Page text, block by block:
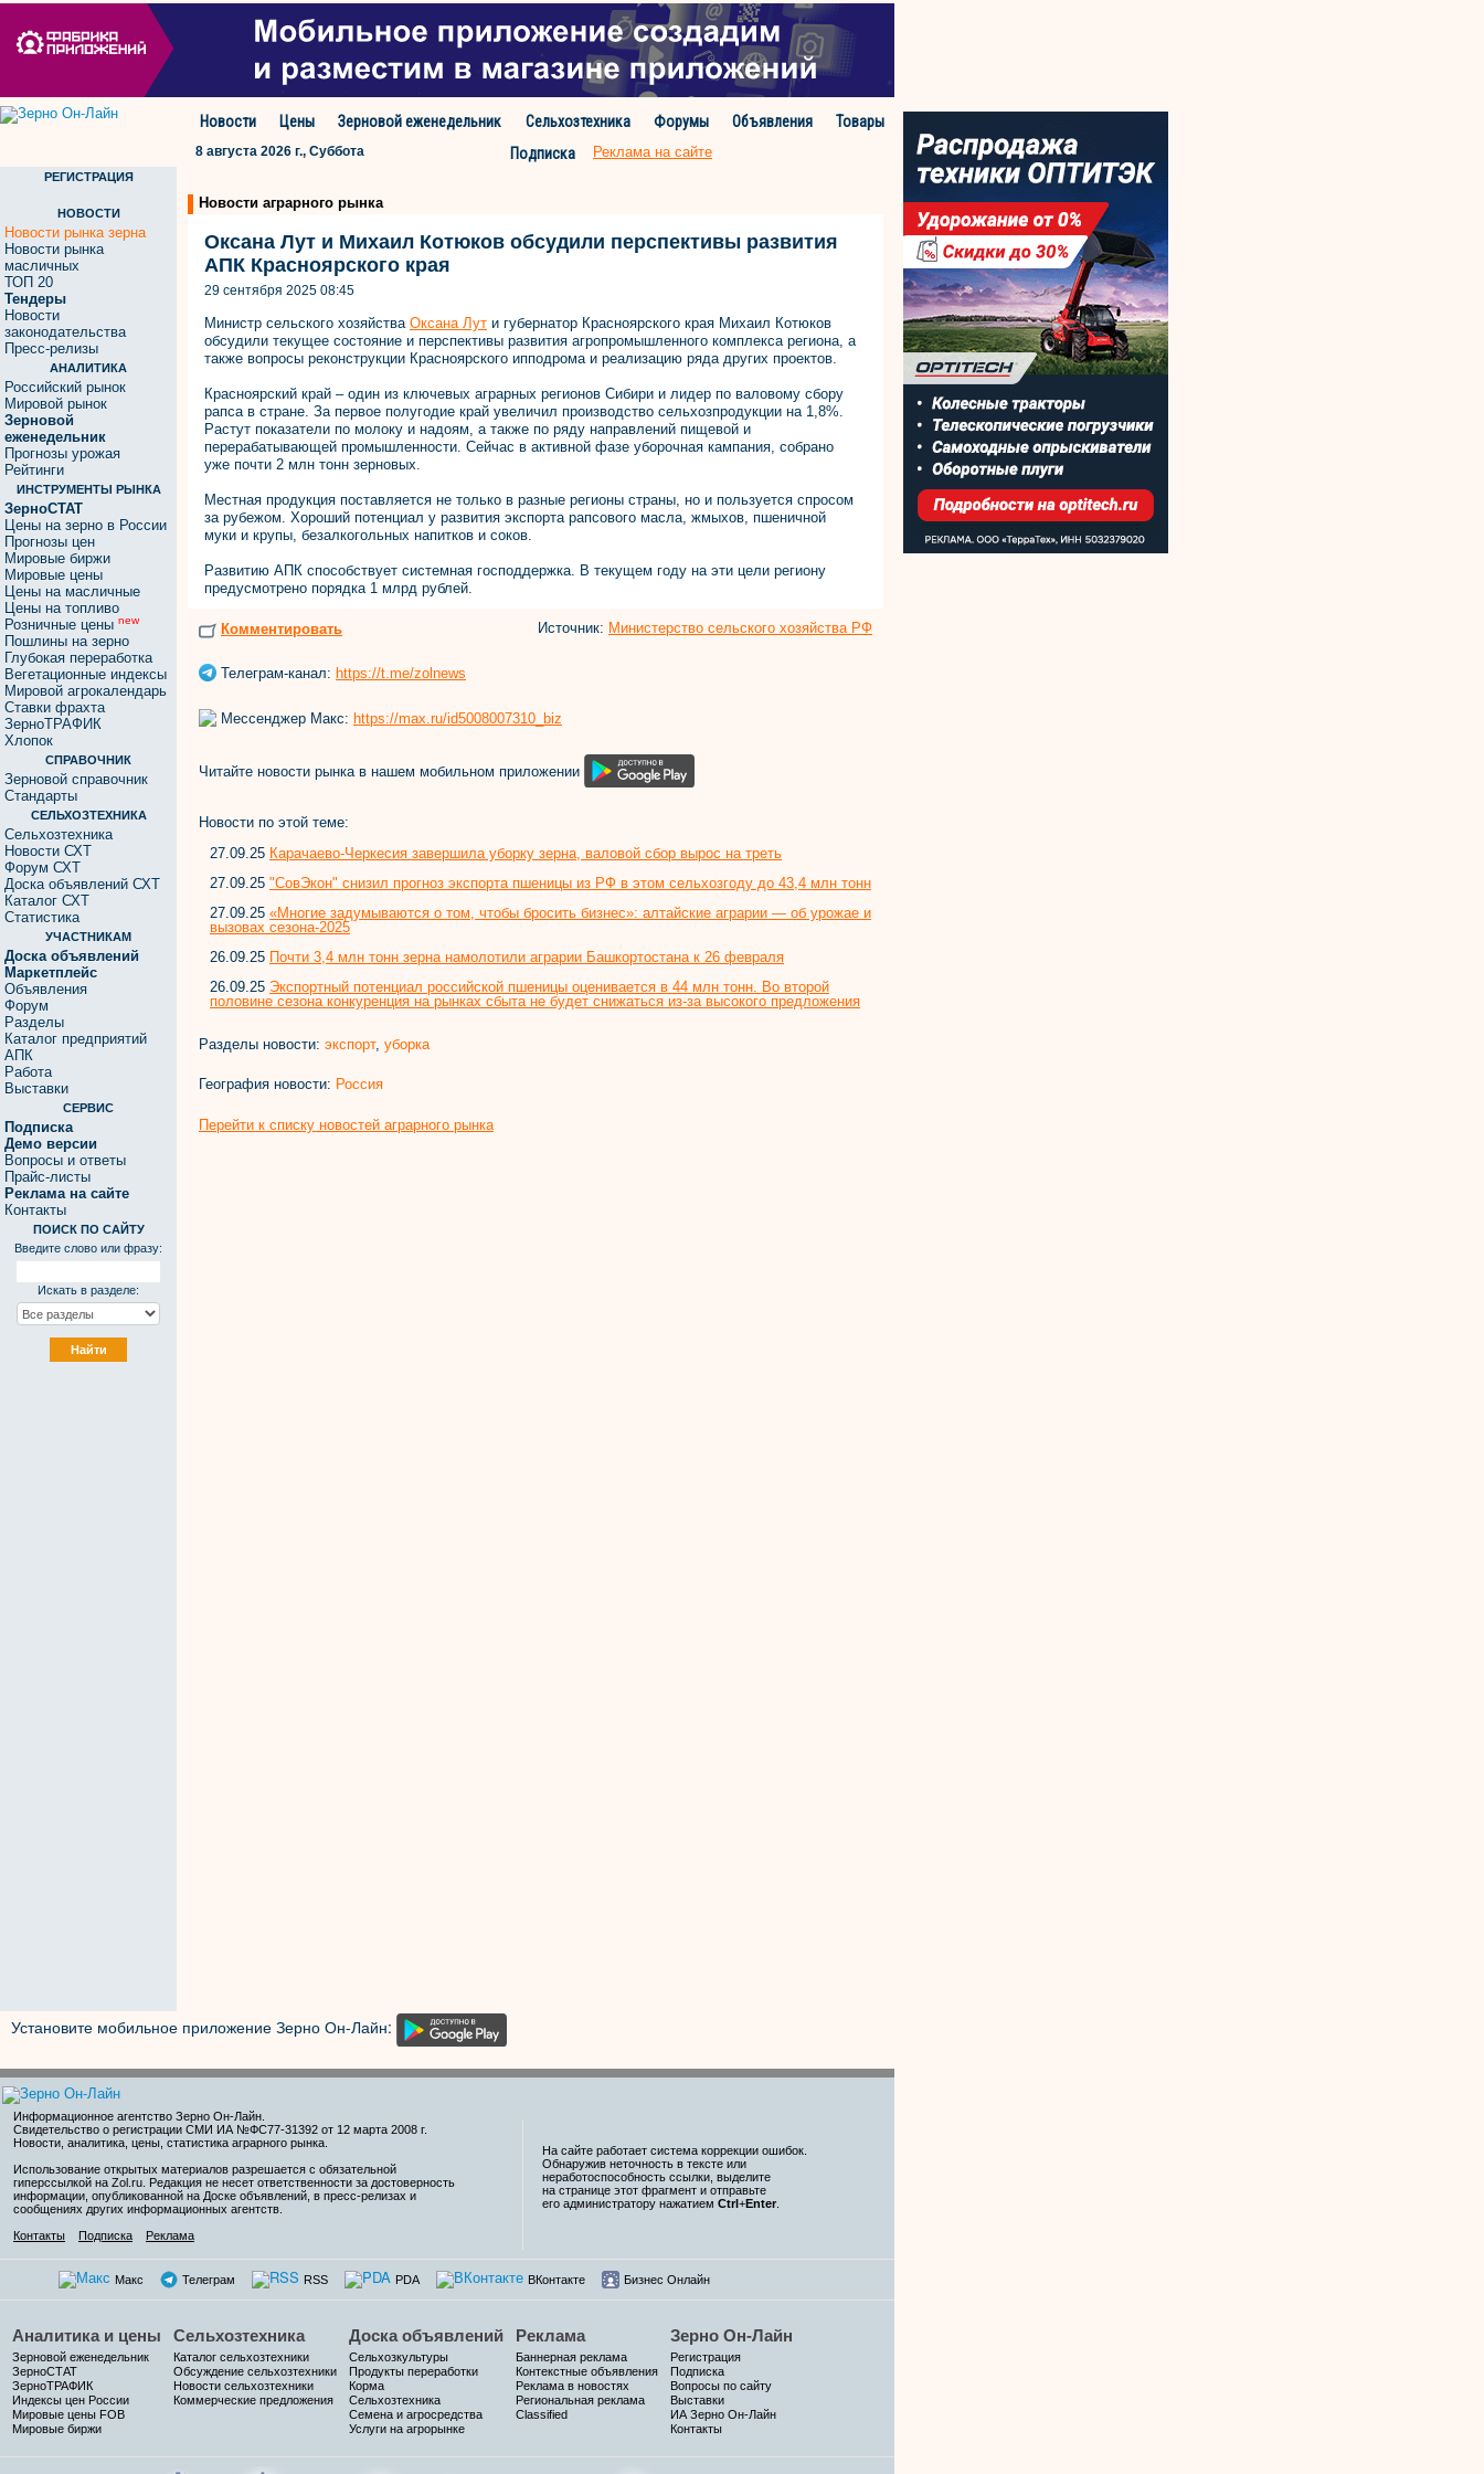
Новости Цены Зерновой еженедельник Сельхозтехника Форумы Объявления
Товары
Подписка
8 августа 2026 г., Суббота Реклама на сайте
РЕГИСТРАЦИЯ
НОВОСТИ
Новости рынка зерна
Новости рынка
масличных
ТОП 20
Тендеры
Новости
законодательства
Пресс-релизы
АНАЛИТИКА
Российский рынок
Мировой рынок
Зерновой
еженедельник
Прогнозы урожая
Рейтинги
ИНСТРУМЕНТЫ РЫНКА
ЗерноСТАТ
Цены на зерно в России
Прогнозы цен
Мировые биржи
Мировые цены
Цены на масличные
Цены на топливо
Розничные цены new
Пошлины на зерно
Глубокая переработка
Вегетационные индексы
Мировой агрокалендарь
Ставки фрахта
ЗерноТРАФИК
Хлопок
СПРАВОЧНИК
Зерновой справочник
Стандарты
СЕЛЬХОЗТЕХНИКА
Сельхозтехника
Новости СХТ
Форум СХТ
Доска объявлений СХТ
Каталог СХТ
Статистика
УЧАСТНИКАМ
Доска объявлений
Маркетплейс
Объявления
Форум
Разделы
Каталог предприятий
АПК
Работа
Выставки
СЕРВИС
Подписка
Демо версии
Вопросы и ответы
Прайс-листы
Реклама на сайте
Контакты
ПОИСК ПО САЙТУ
Введите слово или фразу:
Искать в разделе:
Новости аграрного рынка
Оксана Лут и Михаил Котюков обсудили перспективы развития
АПК Красноярского края
29 сентября 2025 08:45
Министр сельского хозяйства Оксана Лут и губернатор Красноярского края Михаил Котюков
обсудили текущее состояние и перспективы развития агропромышленного комплекса региона, а
также вопросы реконструкции Красноярского ипподрома и реализацию ряда других проектов.
Красноярский край – один из ключевых аграрных регионов Сибири и лидер по валовому сбору
рапса в стране. За первое полугодие край увеличил производство сельхозпродукции на 1,8%.
Растут показатели по молоку и надоям, а также по ряду направлений пищевой и
перерабатывающей промышленности. Сейчас в активной фазе уборочная кампания, собрано
уже почти 2 млн тонн зерновых.
Местная продукция поставляется не только в разные регионы страны, но и пользуется спросом
за рубежом. Хороший потенциал у развития экспорта рапсового масла, жмыхов, пшеничной
муки и крупы, безалкогольных напитков и соков.
Развитию АПК способствует системная господдержка. В текущем году на эти цели региону
предусмотрено порядка 1 млрд рублей.
Комментировать Источник: Министерство сельского хозяйства РФ
Телеграм-канал: https://t.me/zolnews
Мессенджер Макс: https://max.ru/id5008007310_biz
Читайте новости рынка в нашем мобильном приложении
Новости по этой теме:
27.09.25 Карачаево-Черкесия завершила уборку зерна, валовой сбор вырос на треть
27.09.25 "СовЭкон" снизил прогноз экспорта пшеницы из РФ в этом сельхозгоду до 43,4 млн тонн
27.09.25 «Многие задумываются о том, чтобы бросить бизнес»: алтайские аграрии — об урожае и
вызовах сезона-2025
26.09.25 Почти 3,4 млн тонн зерна намолотили аграрии Башкортостана к 26 февраля
26.09.25 Экспортный потенциал российской пшеницы оценивается в 44 млн тонн. Во второй
половине сезона конкуренция на рынках сбыта не будет снижаться из-за высокого предложения
Разделы новости: экспорт, уборка
География новости: Россия
Перейти к списку новостей аграрного рынка
Установите мобильное приложение Зерно Он-Лайн:
Информационное агентство Зерно Он-Лайн
Свидетельство о регистрации СМИ ИА №ФС77-31392 от 12 марта 2008 г.
Новости, аналитика, цены, статистика аграрного рынка.
Использование открытых материалов разрешается с обязательной
гиперссылкой на Zol.ru. Редакция не несет ответственности за достоверность
информации, опубликованной на Доске объявлений, в пресс-релизах и
сообщениях других информационных агентств.
Контакты
Подписка Реклама
На сайте работает система коррекции ошибок.
Обнаружив неточность в тексте или
неработоспособность ссылки, выделите
на странице этот фрагмент и отправьте
его администратору нажатием Ctrl+Enter
Макс Телеграм RSS PDA ВКонтакте Бизнес Онлайн
Аналитика и цены
Зерновой еженедельник
ЗерноСТАТ
ЗерноТРАФИК
Индексы цен России
Мировые цены FOB
Мировые биржи
Сельхозтехника
Каталог сельхозтехники
Обсуждение сельхозтехники
Новости сельхозтехники
Коммерческие предложения
Доска объявлений
Сельхозкультуры
Продукты переработки
Корма
Сельхозтехника
Семена и агросредства
Услуги на агрорынке
Реклама
Баннерная реклама
Контекстные объявления
Реклама в новостях
Региональная реклама
Classified
Зерно Он-Лайн
Регистрация
Подписка
Вопросы по сайту
Выставки
ИА Зерно Он-Лайн
Контакты